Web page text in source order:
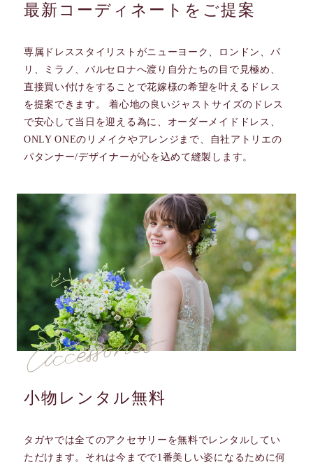
最新コーディネートをご提案
専属ドレススタイリストがニューヨーク、ロンドン、パ
リ、ミラノ、バルセロナへ渡り自分たちの目で見極め、
直接買い付けをすることで花嫁様の希望を叶えるドレス
を提案できます。 着心地の良いジャストサイズのドレス
で安心して当日を迎える為に、オーダーメイドドレス、
ONLY ONEのリメイクやアレンジまで、自社アトリエの
パタンナー/デザイナーが心を込めて縫製します。
小物レンタル無料
タガヤでは全てのアクセサリーを無料でレンタルしてい
ただけます。それは今までで1番美しい姿になるために何